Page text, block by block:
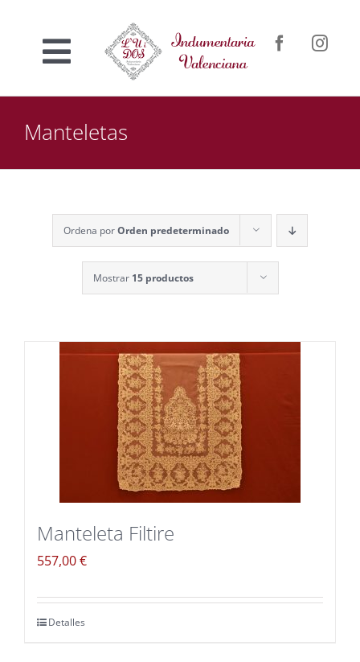
contenidoToggle
Navigation
Confección a medida
Manteletas
Ordena porOrden predeterminado
Mostrar 15 productos
Manteleta Filtire
557,00€
Detalles